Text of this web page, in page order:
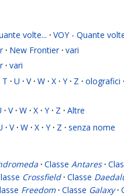
volte... · VOY - Quante
· New Frontier · vari
· vari
T · U · V · W · X · Y · Z · olografici ·
· V · W · X · Y · Z · Altre
· V · W · X · Y · Z · senza nome
· Classe Antares ·
Crossfield · Classe
Freedom · Classe Galaxy ·